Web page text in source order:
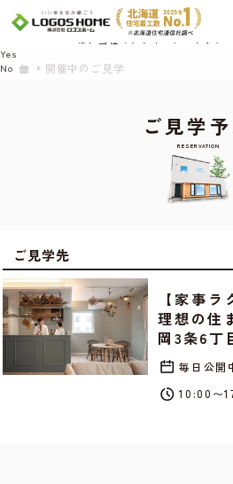
開催中のご見学
ご見学
RESERVATION
ご見学先
【家事
理想の住
岡3条6丁
毎日公開
10:00〜
Cookie を使用して、お客様の活動を追跡しても
プライバシーを極めて重視しています。詳細に
は、当社のプライバシーポリシ
Yes
No